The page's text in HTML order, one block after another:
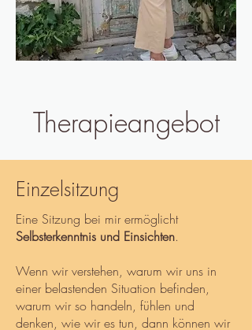
Therapieangebot
Einzelsitzung
Eine Sitzung bei mir ermöglicht
Selbsterkenntnis und Einsichten.
Wenn wir verstehen, warum wir uns in
einer belastenden Situation befinden,
warum wir so handeln, fühlen und
denken, wie wir es tun, dann können wir